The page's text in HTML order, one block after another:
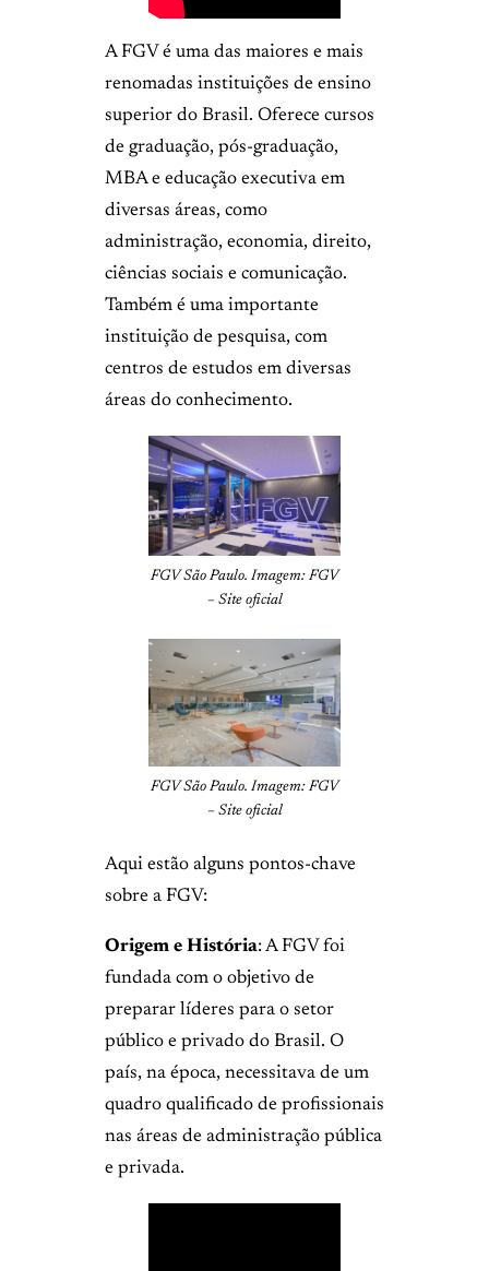
A FGV é uma das maiores e mais
renomadas instituições de ensino
superior do Brasil. Oferece cursos
de graduação, pós-graduação,
MBA e educação executiva em
diversas áreas, como
administração, economia, direito,
ciências sociais e comunicação.
Também é uma importante
instituição de pesquisa, com
centros de estudos em diversas
áreas do conhecimento.
FGV São Paulo. Imagem: FGV
– Site oficial
FGV São Paulo. Imagem: FGV
– Site oficial
Aqui estão alguns pontos-chave
sobre a FGV:
Origem e História: A FGV foi
fundada com o objetivo de
preparar líderes para o setor
público e privado do Brasil. O
país, na época, necessitava de um
quadro qualificado de profissionais
nas áreas de administração pública
e privada.